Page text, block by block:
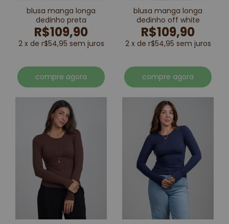
blusa manga longa
dedinho preta
R$109,90
2 x de r$54,95 sem juros
compre agora
blusa manga longa
dedinho off white
R$109,90
2 x de r$54,95 sem juros
compre agora